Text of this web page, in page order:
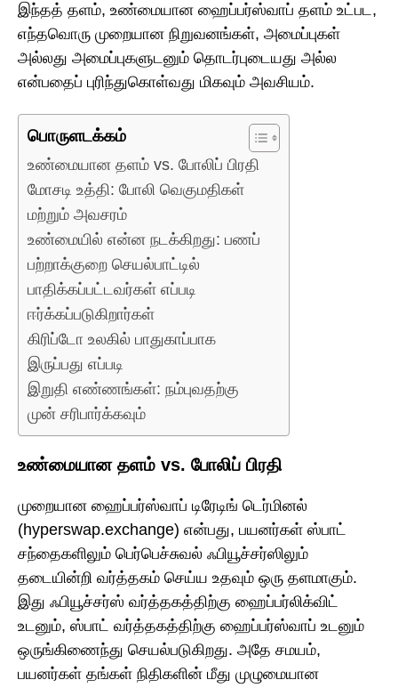
இந்தத் தளம், உண்மையான ஹைப்பர்ஸ்வாப் தளம் உட்பட,
எந்தவொரு முறையான நிறுவனங்கள், அமைப்புகள்
அல்லது அமைப்புகளுடனும் தொடர்புடையது அல்ல
என்பதைப் புரிந்துகொள்வது மிகவும் அவசியம்.
பொருளடக்கம்
உண்மையான தளம் vs. போலிப் பிரதி
மோசடி உத்தி: போலி வெகுமதிகள்
மற்றும் அவசரம்
உண்மையில் என்ன நடக்கிறது: பணப்
பற்றாக்குறை செயல்பாட்டில்
பாதிக்கப்பட்டவர்கள் எப்படி
ஈர்க்கப்படுகிறார்கள்
கிரிப்டோ உலகில் பாதுகாப்பாக
இருப்பது எப்படி
இறுதி எண்ணங்கள்: நம்புவதற்கு
முன் சரிபார்க்கவும்
உண்மையான தளம் vs. போலிப் பிரதி
முறையான ஹைப்பர்ஸ்வாப் டிரேடிங் டெர்மினல்
(hyperswap.exchange) என்பது, பயனர்கள் ஸ்பாட்
சந்தைகளிலும் பெர்பெச்சுவல் ஃபியூச்சர்ஸிலும்
தடையின்றி வர்த்தகம் செய்ய உதவும் ஒரு தளமாகும்.
இது ஃபியூச்சர்ஸ் வர்த்தகத்திற்கு ஹைப்பர்லிக்விட்
உடனும், ஸ்பாட் வர்த்தகத்திற்கு ஹைப்பர்ஸ்வாப் உடனும்
ஒருங்கிணைந்து செயல்படுகிறது. அதே சமயம்,
பயனர்கள் தங்கள் நிதிகளின் மீது முழுமையான